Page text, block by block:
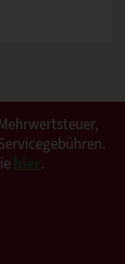
.